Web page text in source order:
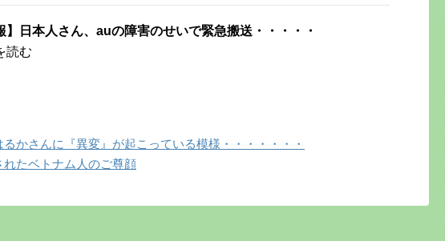
】日本人さん、auの障害のせいで緊急搬送・・・・・
読む
るかさんに『異変』が起こっている模様・・・・・・・
れたベトナム人のご尊顔